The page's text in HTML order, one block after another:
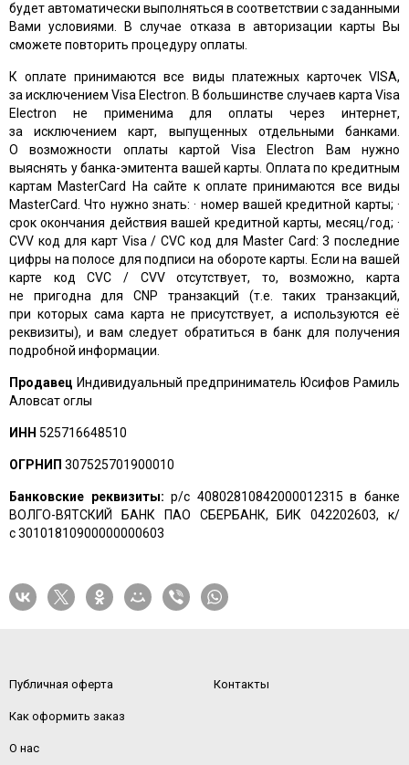
будет автоматически выполняться в соответствии с заданными
Вами условиями. В случае отказа в авторизации карты Вы
сможете повторить процедуру оплаты.
К оплате принимаются все виды платежных карточек VISA,
за исключением Visa Electron. В большинстве случаев карта Visa
Electron не применима для оплаты через интернет,
за исключением карт, выпущенных отдельными банками.
О возможности оплаты картой Visa Electron Вам нужно
выяснять у банка-эмитента вашей карты. Оплата по кредитным
картам MasterCard На сайте к оплате принимаются все виды
MasterCard. Что нужно знать: · номер вашей кредитной карты; ·
cрок окончания действия вашей кредитной карты, месяц/год; ·
CVV код для карт Visa / CVC код для Master Card: 3 последние
цифры на полосе для подписи на обороте карты. Если на вашей
карте код CVC / CVV отсутствует, то, возможно, карта
не пригодна для CNP транзакций (т.е. таких транзакций,
при которых сама карта не присутствует, а используются её
реквизиты), и вам следует обратиться в банк для получения
подробной информации.
Продавец Индивидуальный предприниматель Юсифов Рамиль
Аловсат оглы
ИНН 525716648510
ОГРНИП 307525701900010
Банковские реквизиты:р/с 40802810842000012315 в банке
ВОЛГО-ВЯТСКИЙ БАНК ПАО СБЕРБАНК, БИК 042202603, к/
с 30101810900000000603
Публичная оферта
Как оформить заказ
О нас
Контакты